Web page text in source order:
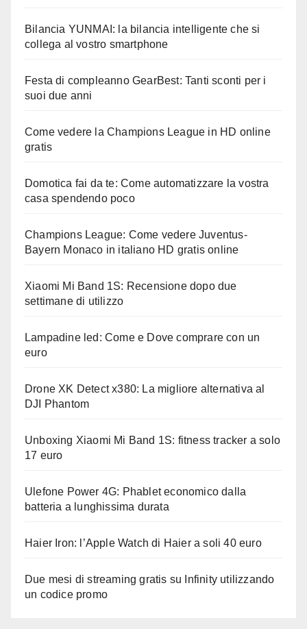
Bilancia YUNMAI: la bilancia intelligente che si
collega al vostro smartphone
Festa di compleanno GearBest: Tanti sconti per i
suoi due anni
Come vedere la Champions League in HD online
gratis
Domotica fai da te: Come automatizzare la vostra
casa spendendo poco
Champions League: Come vedere Juventus-
Bayern Monaco in italiano HD gratis online
Xiaomi Mi Band 1S: Recensione dopo due
settimane di utilizzo
Lampadine led: Come e Dove comprare con un
euro
Drone XK Detect x380: La migliore alternativa al
DJI Phantom
Unboxing Xiaomi Mi Band 1S: fitness tracker a solo
17 euro
Ulefone Power 4G: Phablet economico dalla
batteria a lunghissima durata
Haier Iron: l’Apple Watch di Haier a soli 40 euro
Due mesi di streaming gratis su Infinity utilizzando
un codice promo